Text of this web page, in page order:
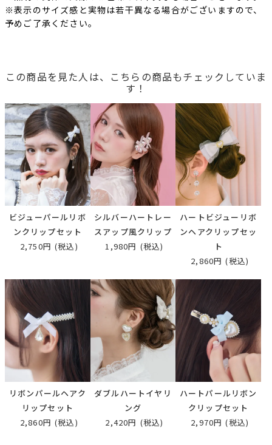
※表示のサイズ感と実物は若干異なる場合がございますので、
予めご了承ください。
この商品を見た人は、こちらの商品もチェックしていま
す！
ビジューパールリボ
ンクリップセット
2,750円 (税込)
シルバーハートレー
スアップ風クリップ
1,980円 (税込)
ハートビジューリボ
ンヘアクリップセッ
ト
2,860円 (税込)
リボンパールヘアク
リップセット
2,860円 (税込)
ダブルハートイヤリ
ング
2,420円 (税込)
ハートパールリボン
クリップセット
2,970円 (税込)